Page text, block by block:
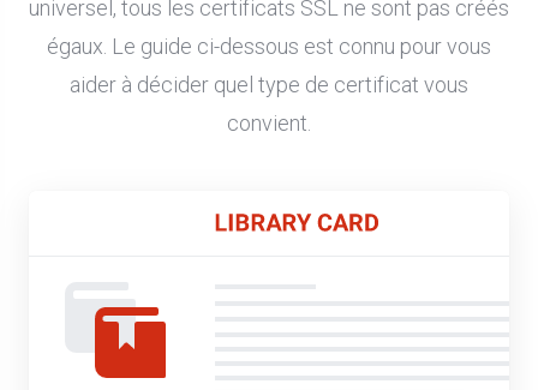
universel, tous les certificats SSL ne sont pas créés
égaux. Le guide ci-dessous est connu pour vous
aider à décider quel type de certificat vous
convient.